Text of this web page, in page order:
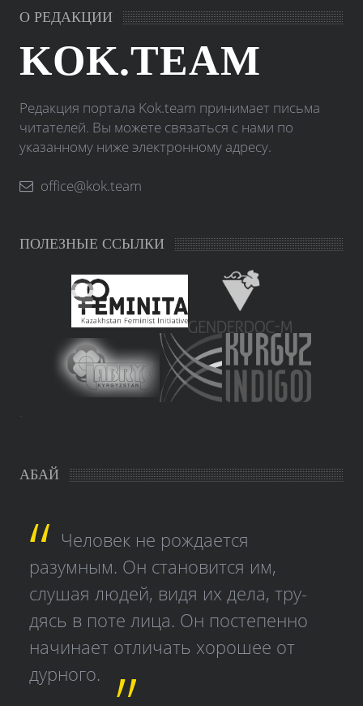
О РЕДАКЦИИ
KOK.TEAM
Редакция портала Kok.team принимает письма
читателей. Вы можете связаться с нами по
указанному ниже электронному адресу.
office@kok.team
ПОЛЕЗНЫЕ ССЫЛКИ
АБАЙ
Человек не рождается
разумным. Он становится им,
слушая людей, видя их дела, тру­
дясь в поте лица. Он постепенно
начинает отличать хорошее от
дурного.